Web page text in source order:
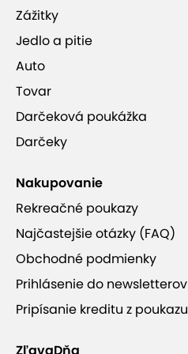
Zážitky
Jedlo a pitie
Auto
Tovar
Darčeková poukážka
Darčeky
Nakupovanie
Rekreačné poukazy
Najčastejšie otázky (FAQ)
Obchodné podmienky
Prihlásenie do newsletterov
Pripísanie kreditu z poukazu